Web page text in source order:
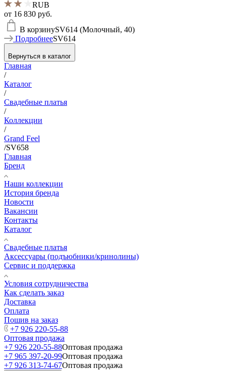
RUB
от 16 830 руб.
В корзинуSV614 (Молочный, 40)
ПодробнееSV614
Вернуться в каталог
Главная
/
Каталог
/
Свадебные платья
/
Коллекции
/
Grand Feel
/SV658
Главная
Бренд
Наши коллекции
История бренда
Новости
Вакансии
Контакты
Каталог
Свадебные платья
Аксессуары (подъюбники/кринолины)
Сервис и поддержка
Условия сотрудничества
Как сделать заказ
Доставка
Оплата
Пошив на заказ
+7 926 220-55-88
Оптовая продажа
+7 926 220-55-88Оптовая продажа
+7 965 397-20-99Оптовая продажа
+7 926 313-74-67Оптовая продажа